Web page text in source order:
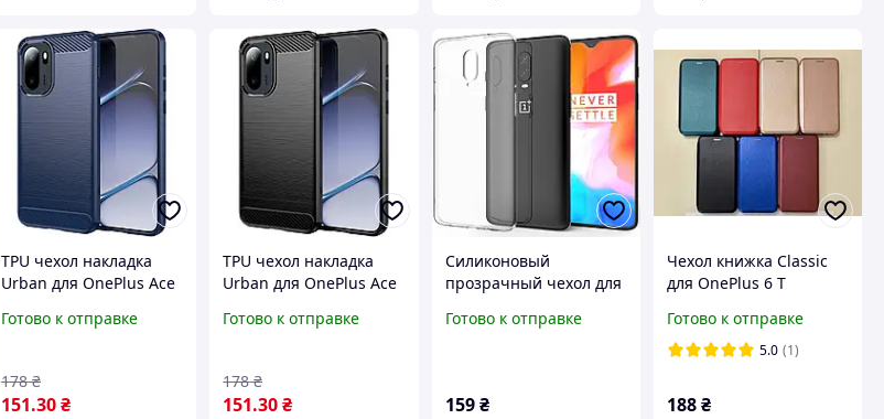
TPU чехол накладка
Urban для OnePlus Ace
Готово к отправке
151.30₴
178 ₴
TPU чехол накладка
Urban для OnePlus Ace
Готово к отправке
151.30₴
178 ₴
Силиконовый
прозрачный чехол для
Готово к отправке
159 ₴
Чехол книжка Classic
для OnePlus 6 T
Готово к отправке
5.0 (1)
188₴